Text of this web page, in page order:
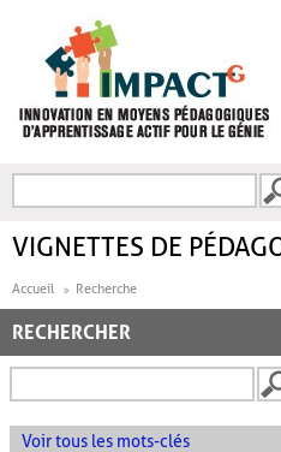
FORMULAIRE DE
VIGNETTES DE
Accueil Recherche
RECHERCHER
Voir tous les mots-clés